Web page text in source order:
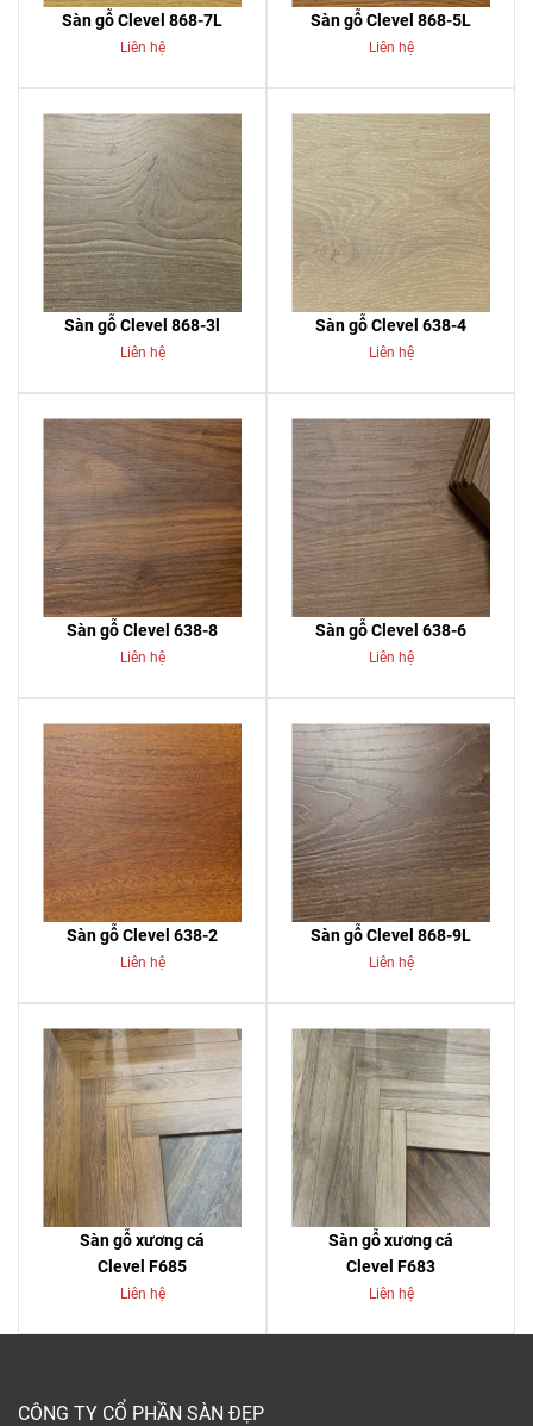
Sàn gỗ Clevel 868-7L
Liên hệ
Sàn gỗ Clevel 868-5L
Liên hệ
Sàn gỗ Clevel 868-3l
Liên hệ
Sàn gỗ Clevel 638-4
Liên hệ
Sàn gỗ Clevel 638-8
Liên hệ
Sàn gỗ Clevel 638-6
Liên hệ
Sàn gỗ Clevel 638-2
Liên hệ
Sàn gỗ Clevel 868-9L
Liên hệ
Sàn gỗ xương cá
Clevel F685
Liên hệ
Sàn gỗ xương cá
Clevel F683
Liên hệ
CÔNG TY CỔ PHẦN SÀN ĐẸP